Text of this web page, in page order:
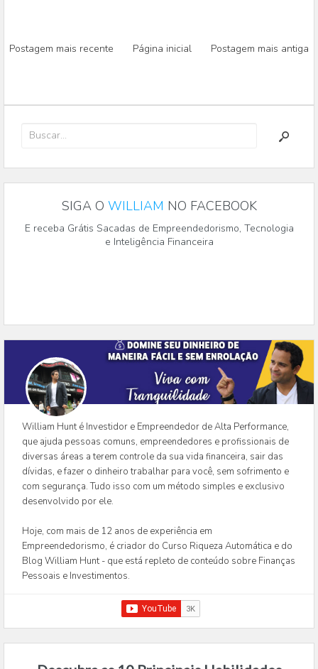
Postagem mais recente Página inicial Postagem mais antiga
SIGA O WILLIAM NO FACEBOOK
E receba Grátis Sacadas de Empreendedorismo, Tecnologia
e Inteligência Financeira
William Hunt é Investidor e Empreendedor de Alta Performance,
que ajuda pessoas comuns, empreendedores e profissionais de
diversas áreas a terem controle da sua vida financeira, sair das
dívidas, e fazer o dinheiro trabalhar para você, sem sofrimento e
com segurança. Tudo isso com um método simples e exclusivo
desenvolvido por ele.
Hoje, com mais de 12 anos de experiência em
Empreendedorismo, é criador do Curso Riqueza Automática e do
Blog William Hunt - que está repleto de conteúdo sobre Finanças
Pessoais e Investimentos.